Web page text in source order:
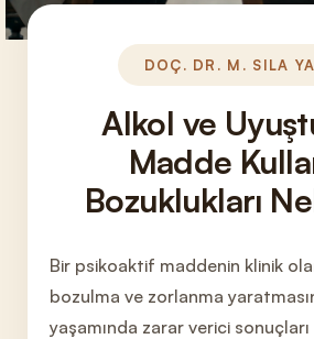
DOÇ. DR. M. SILA
Alkol ve
Madde
Bozuklukları
Bir psikoaktif maddenin klinik
bozulma ve zorlanma
yaşamında zarar verici sonuçları